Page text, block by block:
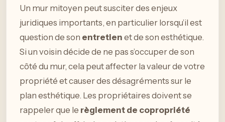
Un mur mitoyen peut susciter des enjeux
juridiques importants, en particulier lorsqu’il est
question de son entretien et de son esthétique.
Si un voisin décide de ne pas s’occuper de son
côté du mur, cela peut affecter la valeur de votre
propriété et causer des désagréments sur le
plan esthétique. Les propriétaires doivent se
rappeler que le règlement de copropriété